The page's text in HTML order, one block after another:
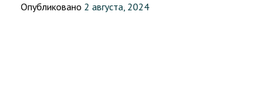
Опубликовано 2 августа, 2024